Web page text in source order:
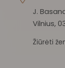
J.
Vilnius,
Žiūrėti